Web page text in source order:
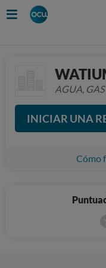
AGUA,
INICIAR UNA
Cómo